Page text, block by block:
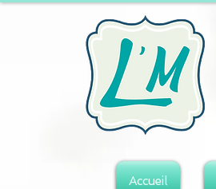
Accueil